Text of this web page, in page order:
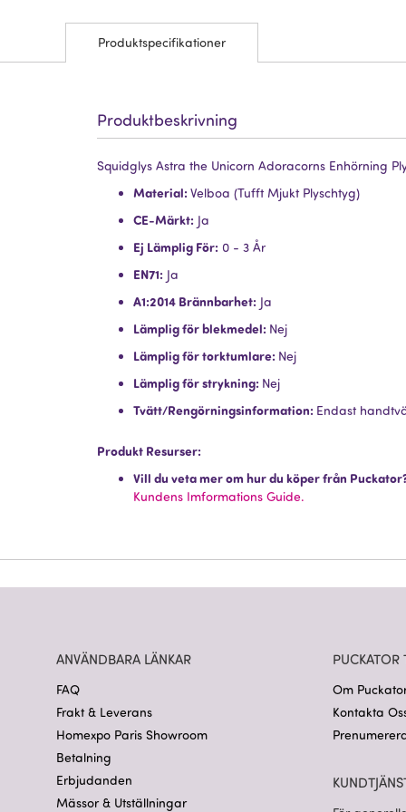
Produktspecifikationer
Produktbeskrivning
Squidglys Astra the Unicorn Adoracorns Enhörning
Material: Velboa (Tufft Mjukt Plyschtyg)
CE-Märkt: Ja
Ej Lämplig För: 0 - 3 År
EN71: Ja
A1:2014 Brännbarhet: Ja
Lämplig för blekmedel: Nej
Lämplig för torktumlare: Nej
Lämplig för strykning: Nej
Tvätt/Rengörningsinformation: Endast
Produkt Resurser:
Vill du veta mer om hur du köper från
Kundens Imformations Guide.
ANVÄNDBARA LÄNKAR
FAQ
Frakt & Leverans
Homexpo Paris Showroom
Betalning
Erbjudanden
Mässor & Utställningar
PUCKATOR
Om
Kontakta